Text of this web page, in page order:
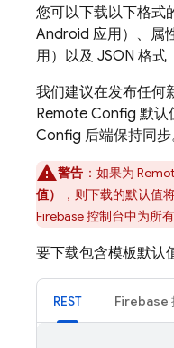
您可以下载以下格式
Android 应用）、属
用）以及 JSON 格式
我们建议在发布任何
Remote Config 默认
Config 后端保持同步
警告 ：如果为
值）
，则下载的默认值
Firebase控制台中为所
要下载包含模板默认
REST Firebase